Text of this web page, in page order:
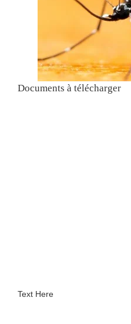
Documents à télécharger
Text Here